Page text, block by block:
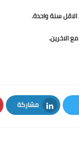
سنة واحدة.
الاخرين.
مشاركة
LinkedIn